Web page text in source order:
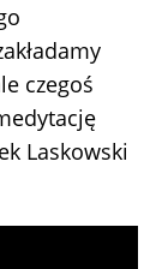
czegoś
Laskowski